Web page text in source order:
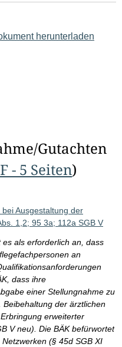
herunterladen
Gutachten
- 5 Seiten)
Ausgestaltung der
1,2; 95 3a; 112a SGB V
als erforderlich an, dass
an
dass ihre
einer Stellungnahme zu
der ärztlichen
erweiterter
V neu). Die BÄK befürwortet
(§ 45d SGB XI